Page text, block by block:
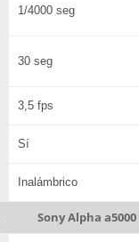
1/4000 seg
30 seg
3,5 fps
Sí
Inalámbrico
Sony Alpha a5000